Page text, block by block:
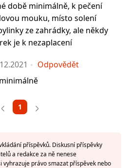
době minimálně, k pečení
mouku, místo solení
ze zahrádky, ale někdy
je k nezaplacení
Odpovědět
1
příspěvků. Diskusní příspěvky
a redakce za ně nenese
vyhrazuje právo smazat příspěvek nebo